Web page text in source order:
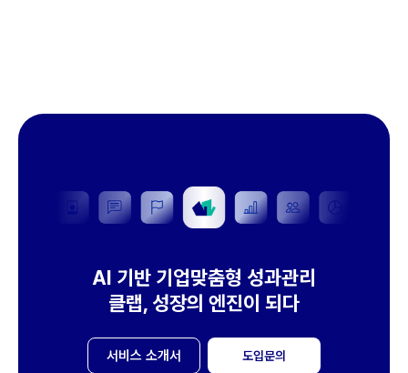
AI 기반 기업맞춤형 성과관리
클랩, 성장의 엔진이 되다
서비스 소개서 도입문의